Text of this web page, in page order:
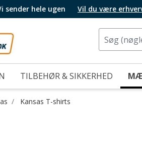
sender hele ugen Vil du være
TILBEHØR & SIKKERHED
Kansas T-shirts